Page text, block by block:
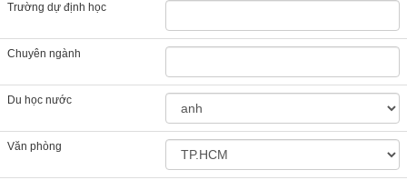
Trường dự định học
Chuyên ngành
Du học nước
Văn phòng